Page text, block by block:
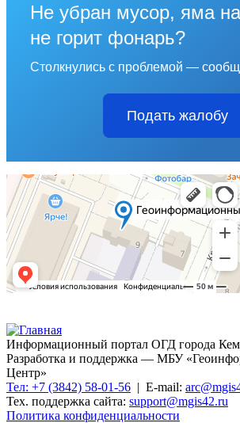
Не убран мусор, яма
не горит фонарь?
Столкнулись с проблемой —
Подать жалобу
Информационный портал ОГД города
Разработка и поддержка — МБУ
Центр»
Тел: +7 (3842) 58-01-56 | E-mail:
Тех. поддержка сайта: support@mgis42.ru
Политика конфиденциальности